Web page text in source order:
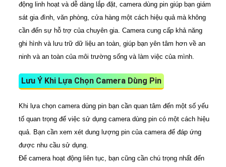
động linh hoạt và dễ dàng lắp đặt, camera dùng pin giúp bạn giám
sát gia đình, văn phòng, cửa hàng một cách hiệu quả mà không
cần đến sự hỗ trợ của chuyên gia. Camera cung cấp khả năng
ghi hình và lưu trữ dữ liệu an toàn, giúp bạn yên tâm hơn về an
ninh và an toàn của môi trường sống và làm việc của mình.
Lưu Ý Khi Lựa Chọn Camera Dùng Pin
Khi lựa chọn camera dùng pin bạn cần quan tâm đến một số yếu
tố quan trọng để việc sử dụng camera dùng pin có một cách hiệu
quả. Bạn cần xem xét dung lượng pin của camera để đáp ứng
được nhu cầu sử dụng.
Để camera hoạt động liên tục, bạn cũng cần chú trọng nhất đến